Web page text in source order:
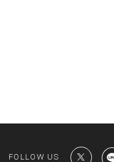
FOLLOW US